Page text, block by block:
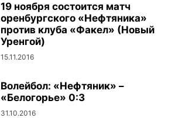
19 ноября состоится матч
оренбургского «Нефтяника»
против клуба «Факел» (Новый
Уренгой)
15.11.2016
Волейбол: «Нефтяник» –
«Белогорье» 0:3
31.10.2016